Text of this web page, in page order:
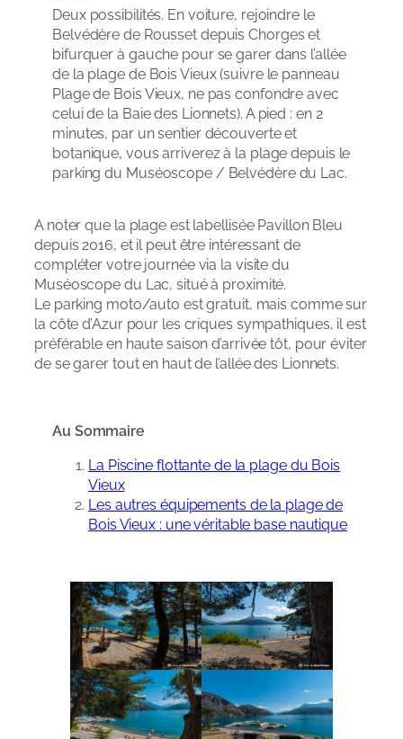
Deux possibilités. En voiture, rejoindre le
Belvédère de Rousset depuis Chorges et
bifurquer à gauche pour se garer dans l’allée
de la plage de Bois Vieux (suivre le panneau
Plage de Bois Vieux, ne pas confondre avec
celui de la Baie des Lionnets). A pied : en 2
minutes, par un sentier découverte et
botanique, vous arriverez à la plage depuis le
parking du Muséoscope / Belvédère du Lac.
A noter que la plage est labellisée Pavillon Bleu
depuis 2016, et il peut être intéressant de
compléter votre journée via la visite du
Muséoscope du Lac, situé à proximité.
Le parking moto/auto est gratuit, mais comme sur
la côte d’Azur pour les criques sympathiques, il est
préférable en haute saison d’arrivée tôt, pour éviter
de se garer tout en haut de l’allée des Lionnets.
Au Sommaire
La Piscine flottante de la plage du Bois
Vieux
Les autres équipements de la plage de
Bois Vieux : une véritable base nautique